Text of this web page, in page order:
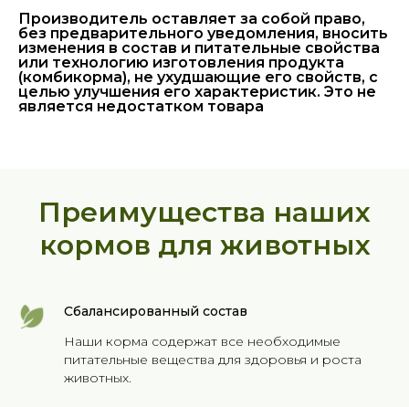
Производитель оставляет за собой право,
без предварительного уведомления, вносить
изменения в состав и питательные свойства
или технологию изготовления продукта
(комбикорма), не ухудшающие его свойств, с
целью улучшения его характеристик. Это не
является недостатком товара
Преимущества наших
кормов для животных
Сбалансированный состав
Наши корма содержат все необходимые
питательные вещества для здоровья и роста
животных.